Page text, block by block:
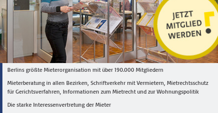
Berlins größte Mieterorganisation mit über 190.000 Mitgliedern
Mieterberatung in allen Bezirken, Schriftverkehr mit Vermietern, Mietrechtsschutz
für Gerichtsverfahren, Informationen zum Mietrecht und zur Wohnungspolitik
Die starke Interessenvertretung der Mieter